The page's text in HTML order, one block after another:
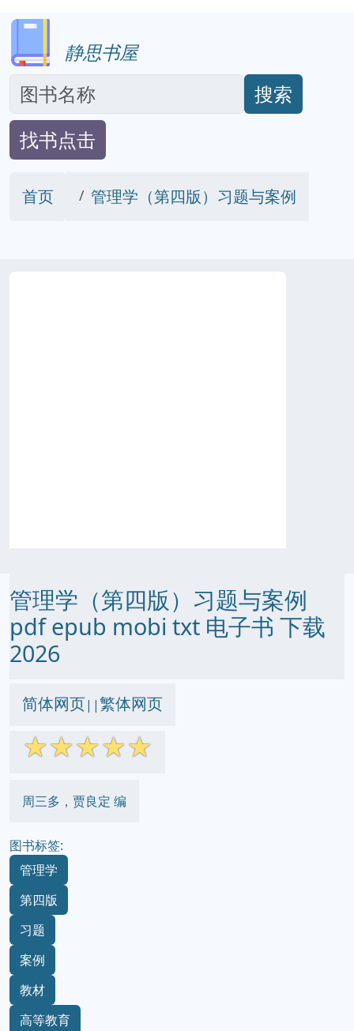
静思书屋
搜索
找书点击
首页 管理学（第四版）习题与案例
管理学（第四版）习题与案例
pdf epub mobi txt 电子书 下载
2026
简体网页||繁体网页
☆☆☆☆☆
周三多，贾良定 编
图书标签:
管理学
第四版
习题
案例
教材
高等教育